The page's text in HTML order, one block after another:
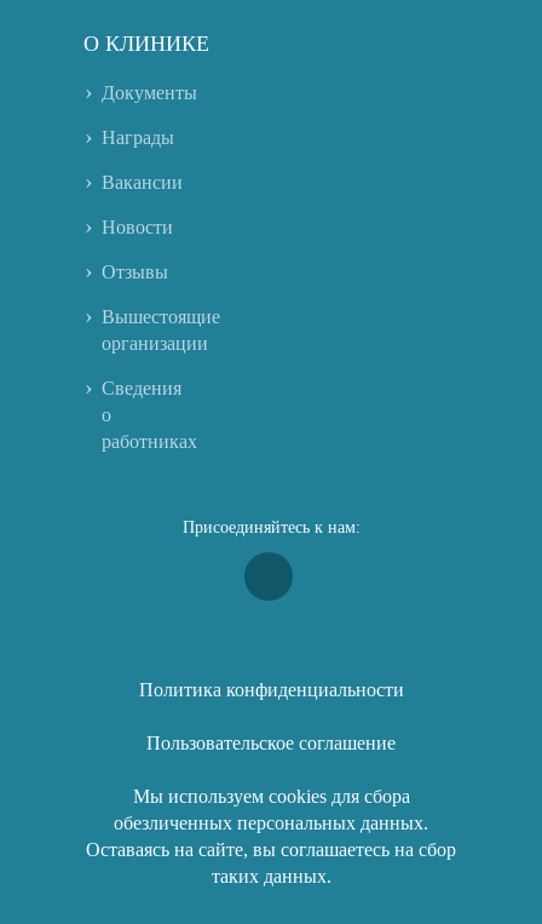
О КЛИНИКЕ
Документы
Награды
Вакансии
Новости
Отзывы
Вышестоящие
организации
Сведения
о
работниках
Присоединяйтесь к нам:
Политика конфиденциальности
Пользовательское соглашение
Мы используем cookies для сбора
обезличенных персональных данных.
Оставаясь на сайте, вы соглашаетесь на сбор
таких данных.